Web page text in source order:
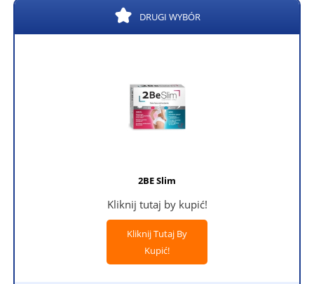
DRUGI WYBÓR
2BE Slim
Kliknij tutaj by kupić!
Kliknij Tutaj By
Kupić!